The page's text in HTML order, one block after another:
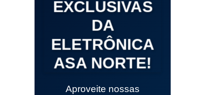
EXCLUSIVAS
DA
ELETRÔNICA
ASA NORTE!
Aproveite nossas